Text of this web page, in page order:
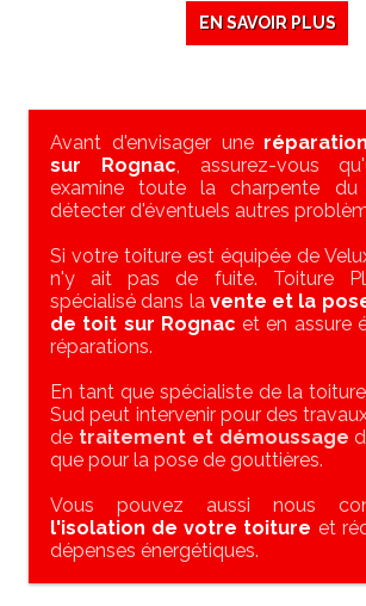
EN SAVOIR PLUS
Avant d'envisager une
sur Rognac, assurez-vous
examine toute la charpente
détecter d'éventuels autres
Si votre toiture est équipée de
n'y ait pas de fuite. Toiture
spécialisé dans la vente et la
de toit sur Rognac et en assure
réparations.
En tant que spécialiste de la
Sud peut intervenir pour des
de traitement et démoussage
que pour la pose de gouttières.
Vous pouvez aussi nous
l'isolation de votre toiture et
dépenses énergétiques.